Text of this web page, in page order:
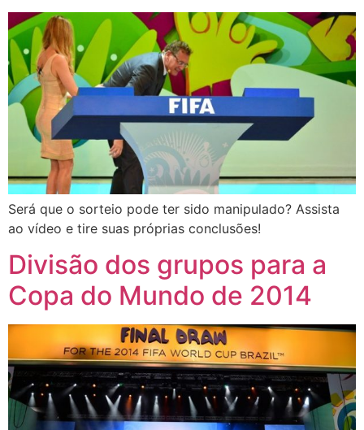
Será que o sorteio pode ter sido manipulado? Assista
ao vídeo e tire suas próprias conclusões!
Divisão dos grupos para a
Copa do Mundo de 2014